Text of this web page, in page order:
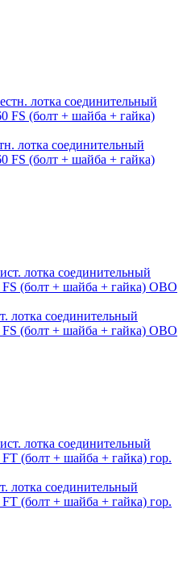
лотка соединительный
(болт + шайба + гайка)
лотка соединительный
(болт + шайба + гайка) OBO
лотка соединительный
(болт + шайба + гайка) гор.